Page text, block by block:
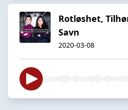
Rotløshet,
Savn
2020-03-08